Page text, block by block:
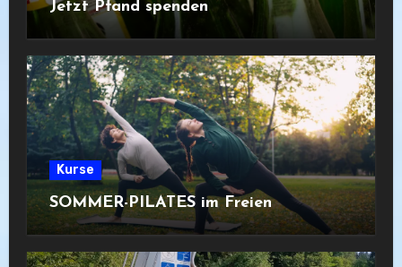
Jetzt Pfand spenden
Kurse
SOMMER-PILATES im Freien